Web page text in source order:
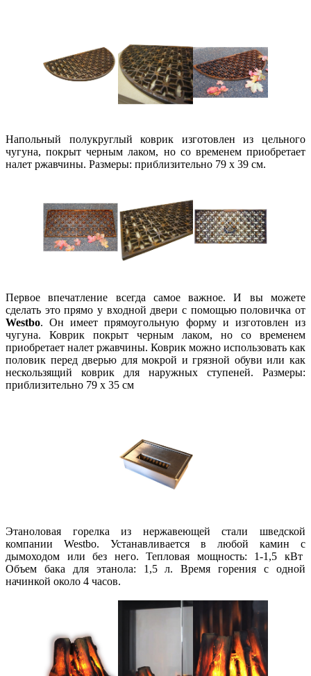
Напольный полукруглый коврик изготовлен из цельного
чугуна, покрыт черным лаком, но со временем приобретает
налет ржавчины. Размеры: приблизительно 79 x 39 см.
Первое впечатление всегда самое важное. И вы можете
сделать это прямо у входной двери с помощью половичка от
Westbo. Он имеет прямоугольную форму и изготовлен из
чугуна. Коврик покрыт черным лаком, но со временем
приобретает налет ржавчины. Коврик можно использовать как
половик перед дверью для мокрой и грязной обуви или как
нескользящий коврик для наружных ступеней. Размеры:
приблизительно 79 x 35 см
Этаноловая горелка из нержавеющей стали шведской
компании Westbo. Устанавливается в любой камин с
дымоходом или без него. Тепловая мощность: 1-1,5 кВт
Объем бака для этанола: 1,5 л. Время горения с одной
начинкой около 4 часов.